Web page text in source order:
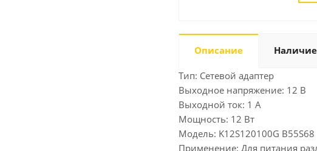
Описание Наличие
Тип: Сетевой адаптер
Выходное напряжение: 12 В
Выходной ток: 1 А
Мощность: 12 Вт
Модель: K12S120100G B55S68
Применение: Для питания